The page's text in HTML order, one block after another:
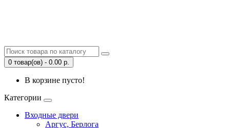
0 товар(ов) - 0.00 р.
В корзине пусто!
Категории
Входные двери
Аргус, Берлога